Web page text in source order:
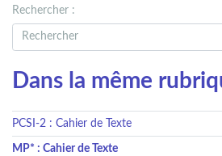
Rechercher :
Dans la même
PCSI-2 : Cahier de Texte
MP* : Cahier de Texte